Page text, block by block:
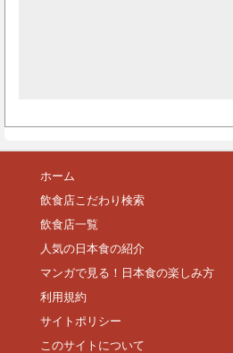
ホーム
飲食店こだわり検索
飲食店一覧
人気の日本食の紹介
マンガで見る！日本食の楽しみ方
利用規約
サイトポリシー
このサイトについて